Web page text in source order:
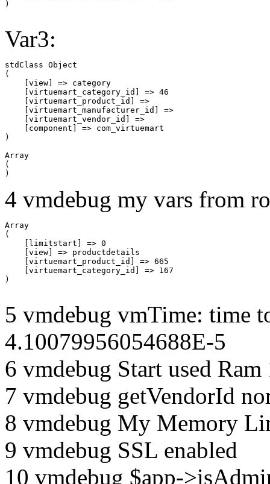
Var3:
stdClass Object
(
    [view] => category
    [virtuemart_category_id] => 46
    [virtuemart_product_id] =>
    [virtuemart_manufacturer_id] =>
    [virtuemart_vendor_id] =>
    [component] => com_virtuemart
Array
(
4 vmdebug my vars from
Array
(
    [limitstart] => 0
    [view] => productdetails
    [virtuemart_product_id] => 665
    [virtuemart_category_id] => 167
5 vmdebug vmTime: time
4.10079956054688E-5
6 vmdebug Start used
7 vmdebug getVendorId
8 vmdebug My Memory
9 vmdebug SSL enabled
10 vmdebug $app-